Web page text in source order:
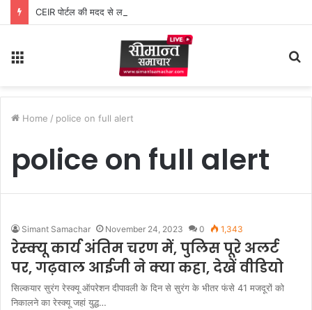
CEIR पोर्टल की मदद से लगभग ₹5 लाख मूल्य के 20 मोबाइल फोन बरामद
Home / police on full alert
police on full alert
Simant Samachar November 24, 2023 0 1,343
रेस्क्यू कार्य अंतिम चरण में, पुलिस पूरे अलर्ट
पर, गढ़वाल आईजी ने क्या कहा, देखें वीडियो
सिल्कयार सुरंग रेस्क्यू ऑपरेशन दीपावली के दिन से सुरंग के भीतर फंसे 41 मजदूरों को
निकालने का रेस्क्यू जहां युद्ध…